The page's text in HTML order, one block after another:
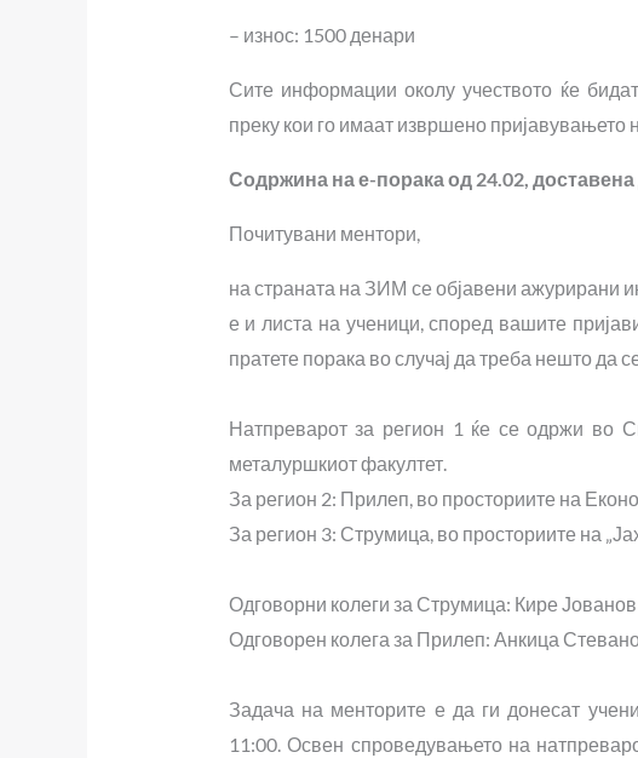
– износ: 1500 денари
Сите информации околу учеството ќе
преку кои го имаат извршено пријавувањето
Содржина на е-порака од 24.02,
Почитувани ментори,
на страната на ЗИМ се објавени ажурирани
е и листа на ученици, според вашите
пратете порака во случај да треба нешто да
Натпреварот за регион 1 ќе се одржи во
металуршкиот факултет.
За регион 2: Прилеп, во просториите на
За регион 3: Струмица, во просториите на
Одговорни колеги за Струмица: Кире
Одговорен колега за Прилеп: Анкица
Задача на менторите е да ги донесат
11:00. Освен спроведувањето на